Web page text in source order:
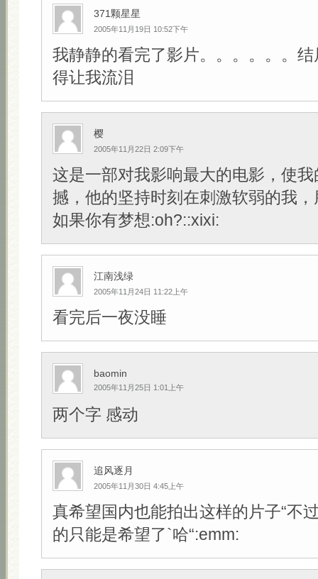
371颗星星
2005年11月19日 10:52下午
我静静的看完了影片。。。。。。
得让我流泪
樱
2005年11月22日 2:09下午
这是一部对我影响最大的电影，使
撼，他的坚持时刻在刺激软弱的我
如果你有梦想:oh?::xixi:
江南浅绿
2005年11月24日 11:22上午
看完后一夜没睡
baomin
2005年11月25日 1:01上午
两个字 感动
追风逐月
2005年11月30日 4:45上午
真希望国内也能拍出这样的片子“不
的只能是希望了`哈“:emm: